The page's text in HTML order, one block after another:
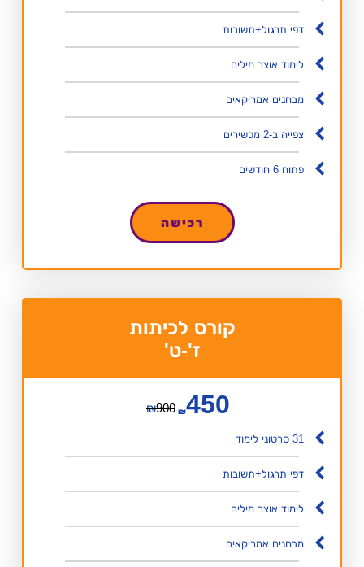
דפי תרגול+תשובות
לימוד אוצר מילים
מבחנים אמריקאים
צפייה ב-2 מכשירים
פתוח 6 חודשים
רכישה
קורס לכיתות
ז'-ט'
₪900 ₪450
31 סרטוני לימוד
דפי תרגול+תשובות
לימוד אוצר מילים
מבחנים אמריקאים